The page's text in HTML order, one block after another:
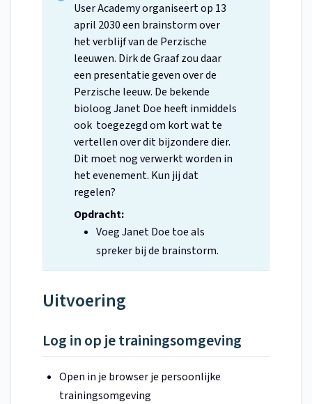
User Academy organiseert op 13
april 2030 een brainstorm over
het verblijf van de Perzische
leeuwen. Dirk de Graaf zou daar
een presentatie geven over de
Perzische leeuw. De bekende
bioloog Janet Doe heeft inmiddels
ook toegezegd om kort wat te
vertellen over dit bijzondere dier.
Dit moet nog verwerkt worden in
het evenement. Kun jij dat
regelen?
Opdracht:
Voeg Janet Doe toe als
spreker bij de brainstorm.
Uitvoering
Log in op je trainingsomgeving
Open in je browser je persoonlijke
trainingsomgeving